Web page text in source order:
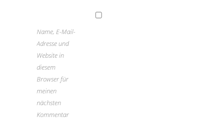
Name, E-Mail-
Adresse und
Website in
diesem
Browser für
meinen
nächsten
Kommentar